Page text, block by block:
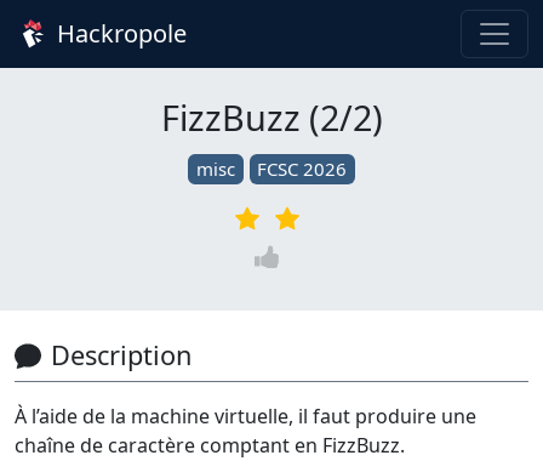
Hackropole
FizzBuzz (2/2)
misc FCSC 2026
Description
À l’aide de la machine virtuelle, il faut produire une
chaîne de caractère comptant en FizzBuzz.